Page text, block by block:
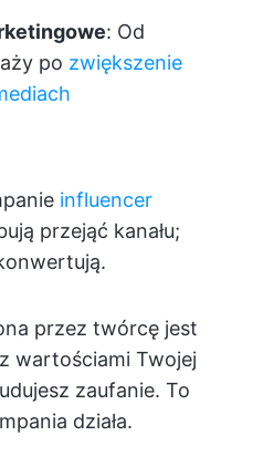
: Od
po zwiększenie
influencer
przejąć kanału;
przez twórcę jest
wartościami Twojej
zaufanie. To
działa.